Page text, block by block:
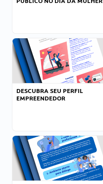
DESCUBRA SEU PERFIL
EMPREENDEDOR